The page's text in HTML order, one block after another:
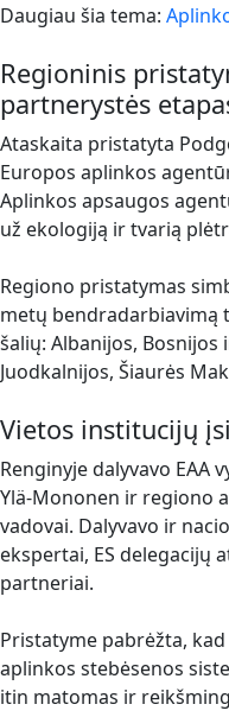
Daugiau šia tema:
Regioninis
partnerystės
Ataskaita pristatyta
Europos aplinkos
Aplinkos apsaugos
už ekologiją ir tvarią
Regiono pristatymas
metų bendradarbiavimą
šalių: Albanijos,
Juodkalnijos, Šiaurės
Vietos institucijų
Renginyje dalyvavo EAA
Ylä‑Mononen ir regiono
vadovai. Dalyvavo ir
ekspertai, ES delegacijų
partneriai.
Pristatyme pabrėžta,
aplinkos stebėsenos
itin matomas ir